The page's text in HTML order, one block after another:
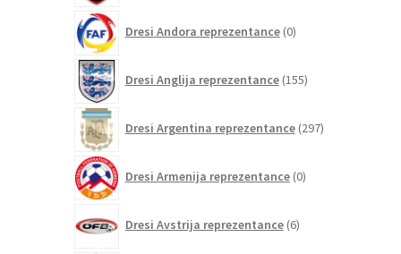
Dresi Andora reprezentance 0izdelkov
Dresi Anglija reprezentance 155izdelkov
Dresi Argentina reprezentance 297izdelkov
Dresi Armenija reprezentance 0izdelkov
Dresi Avstrija reprezentance 6izdelkov